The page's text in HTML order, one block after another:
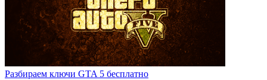
Разбираем ключи GTA 5 бесплатно